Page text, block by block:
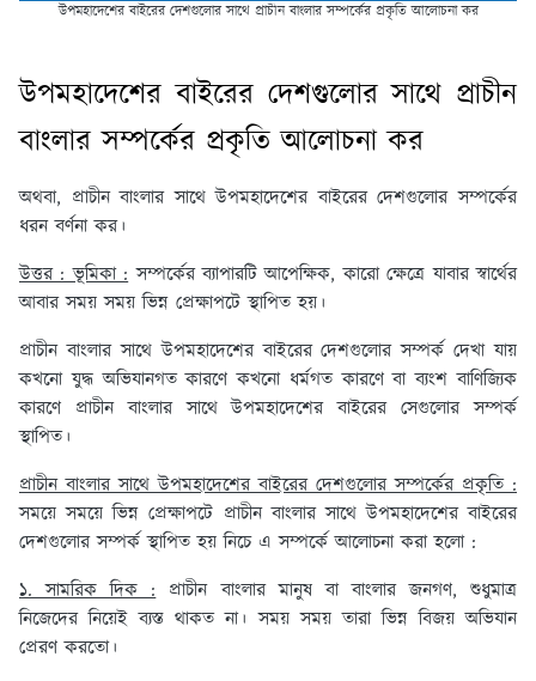
উপমহাদেশের বাইরের দেশগুলোর সাথে প্রাচীন বাংলার সম্পর্কের প্রকৃতি আলোচনা কর
উপমহাদেশের বাইরের দেশগুলোর সাথে প্রাচীন
বাংলার সম্পর্কের প্রকৃতি আলোচনা কর
অথবা, প্রাচীন বাংলার সাথে উপমহাদেশের বাইরের দেশগুলোর সম্পর্কের
ধরন বর্ণনা কর।
উত্তর : ভূমিকা :সম্পর্কের ব্যাপারটি আপেক্ষিক, কারো ক্ষেত্রে যাবার স্বার্থের
আবার সময় সময় ভিন্ন প্রেক্ষাপটে স্থাপিত হয়।
প্রাচীন বাংলার সাথে উপমহাদেশের বাইরের দেশগুলোর সম্পর্ক দেখা যায়
কখনো যুদ্ধ অভিযানগত কারণে কখনো ধর্মগত কারণে বা ব্যংশ বাণিজ্যিক
কারণে প্রাচীন বাংলার সাথে উপমহাদেশের বাইরের সেগুলোর সম্পর্ক
স্থাপিত।
প্রাচীন বাংলার সাথে উপমহাদেশের বাইরের দেশগুলোর সম্পর্কের প্রকৃতি :
সময়ে সময়ে ভিন্ন প্রেক্ষাপটে প্রাচীন বাংলার সাথে উপমহাদেশের বাইরের
দেশগুলোর সম্পর্ক স্থাপিত হয় নিচে এ সম্পর্কে আলোচনা করা হলো :
১. সামরিক দিক :প্রাচীন বাংলার মানুষ বা বাংলার জনগণ, শুধুমাত্র
নিজেদের নিয়েই ব্যস্ত থাকত না। সময় সময় তারা ভিন্ন বিজয় অভিযান
প্রেরণ করতো।